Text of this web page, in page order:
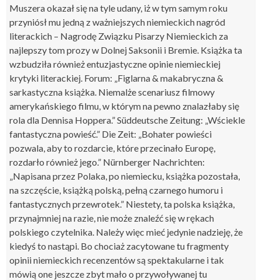
Muszera okazał się na tyle udany, iż w tym samym roku
przyniósł mu jedną z ważniejszych niemieckich nagród
literackich – Nagrodę Związku Pisarzy Niemieckich za
najlepszy tom prozy w Dolnej Saksonii i Bremie. Książka ta
wzbudziła również entuzjastyczne opinie niemieckiej
krytyki literackiej. Forum: „Figlarna & makabryczna &
sarkastyczna książka. Niemalże scenariusz filmowy
amerykańskiego filmu, w którym na pewno znalazłaby się
rola dla Dennisa Hoppera.” Süddeutsche Zeitung: „Wściekle
fantastyczna powieść.” Die Zeit: „Bohater powieści
pozwala, aby to rozdarcie, które przecinało Europę,
rozdarło również jego.” Nürnberger Nachrichten:
„Napisana przez Polaka, po niemiecku, książka pozostała,
na szczęście, książką polską, pełną czarnego humoru i
fantastycznych przewrotek.” Niestety, ta polska książka,
przynajmniej na razie, nie może znaleźć się w rękach
polskiego czytelnika. Należy więc mieć jedynie nadzieję, że
kiedyś to nastąpi. Bo chociaż zacytowane tu fragmenty
opinii niemieckich recenzentów są spektakularne i tak
mówią one jeszcze zbyt mało o przywoływanej tu